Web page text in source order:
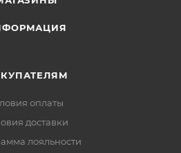
на любом рельефе
190 г/м² — достаточно
оплаты
доставки
лояльности